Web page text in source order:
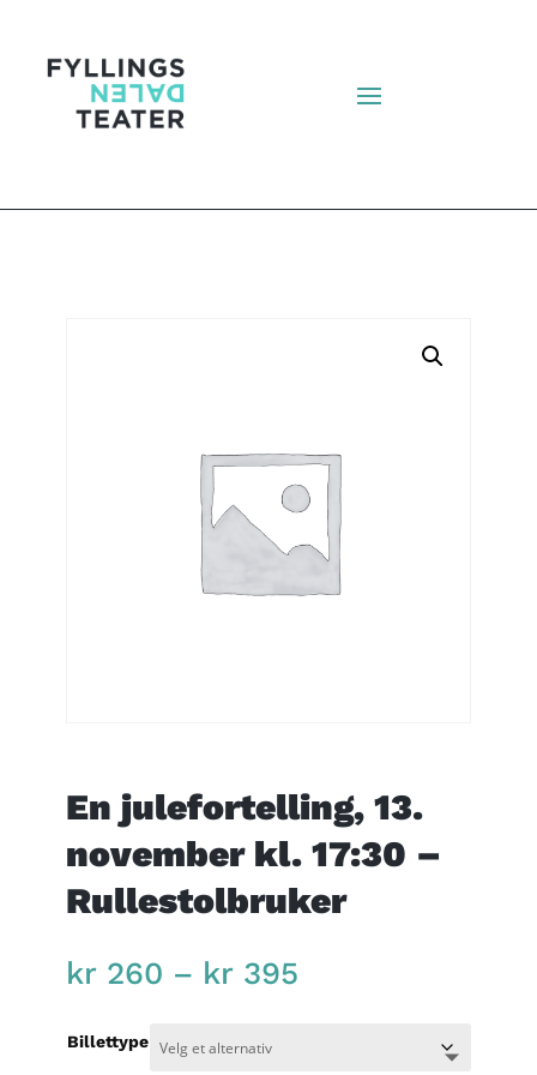
En julefortelling, 13.
november kl. 17:30 –
Rullestolbruker
kr260 – kr395Price
Billettype